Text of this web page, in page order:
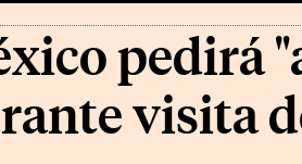
pedirá
visita